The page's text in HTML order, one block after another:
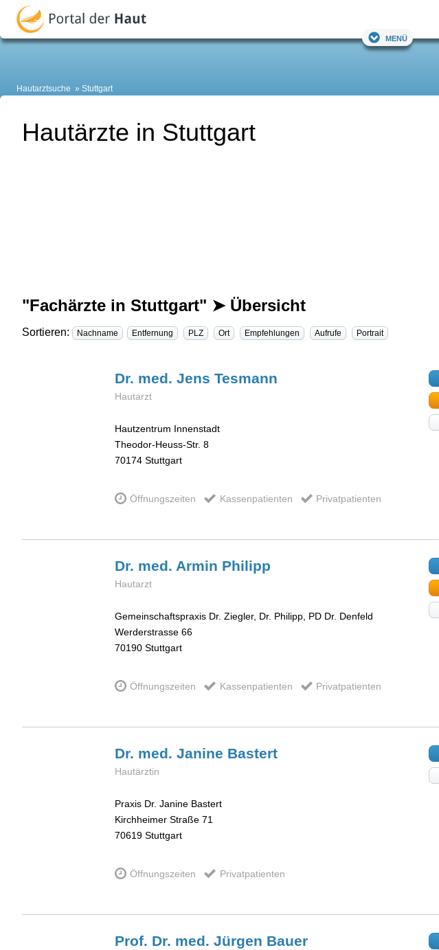
Menü
Hautarztsuche Stuttgart
Hautärzte in Stuttgart
"Fachärzte in Stuttgart" ➤ Übersicht
Sortieren: Nachname Entfernung PLZ Ort Empfehlungen Aufrufe Portrait
Dr. med. Jens Tesmann
Hautarzt
Hautzentrum Innenstadt
Theodor-Heuss-Str. 8
70174 Stuttgart
Öffnungszeiten Kassenpatienten Privatpatienten
Dr. med. Armin Philipp
Hautarzt
Gemeinschaftspraxis Dr. Ziegler, Dr. Philipp, PD Dr. Denfeld
Werderstrasse 66
70190 Stuttgart
Öffnungszeiten Kassenpatienten Privatpatienten
Dr. med. Janine Bastert
Hautärztin
Praxis Dr. Janine Bastert
Kirchheimer Straße 71
70619 Stuttgart
Öffnungszeiten Privatpatienten
Prof. Dr. med. Jürgen Bauer